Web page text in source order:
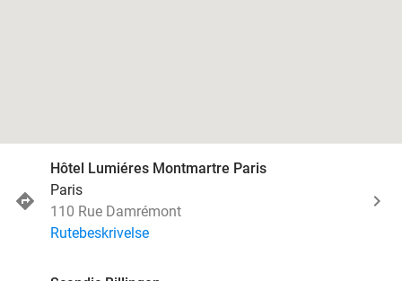
Hôtel Lumiéres Montmartre Paris
Paris
110 Rue Damrémont
Rutebeskrivelse